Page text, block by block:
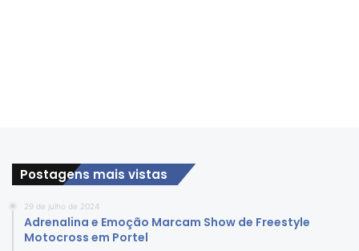
Postagens mais vistas
29 de julho de 2024
Adrenalina e Emoção Marcam Show de Freestyle
Motocross em Portel